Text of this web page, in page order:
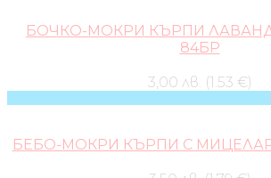
БОЧКО-МОКРИ КЪРПИ
84БР
3,00 лв. (1.53 €)
БЕБО-МОКРИ КЪРПИ С